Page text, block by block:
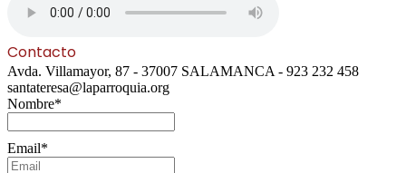
Contacto
Avda. Villamayor, 87 - 37007 SALAMANCA - 923 232 458
santateresa@laparroquia.org
Nombre*
Email*